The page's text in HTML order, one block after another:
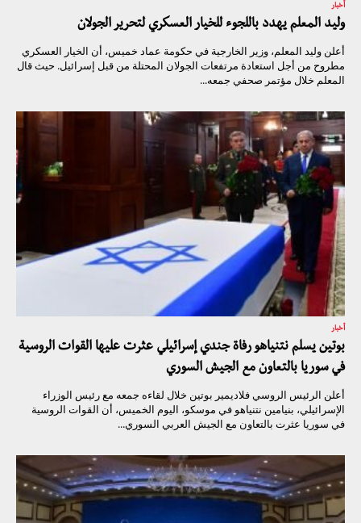
أخبار
وليد المعلم يهدد باللجوء للخيار العسكري لتحرير الجولان
أعلن وليد المعلم، وزير الخارجية في حكومة عماد خميس، أن الخيار العسكري
مطروح من أجل استعادة مرتفعات الجولان المحتلة من قبل إسرائيل. حيث قال
المعلم خلال مؤتمر صحفي جمعه...
أخبار
بوتين يسلم نتنياهو رفاة جندي إسرائيلي عثرت عليها القوات الروسية
في سوريا بالتعاون مع الجيش السوري
أعلن الرئيس الروسي فلاديمير بوتين خلال لقاءه جمعه مع رئيس الوزراء
الإسرائيلي، بنيامين نتنياهو في موسكو، اليوم الخميس، أن القوات الروسية
في سوريا عثرت بالتعاون مع الجيش العربي السوري...